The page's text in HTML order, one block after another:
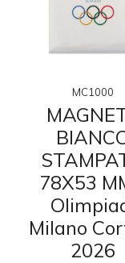
MC1000
78X53
Milano
2026